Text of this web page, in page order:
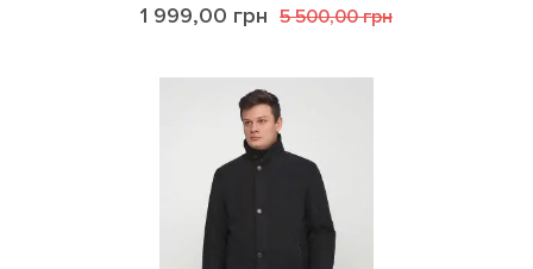
1 999,00 грн 5 500,00грн